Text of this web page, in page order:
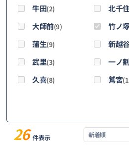
牛田(2) 北千
大師前(9) 竹ノ
蒲生(9) 新越
武里(3) 一ノ割
久喜(8) 鷲宮
26 件表示